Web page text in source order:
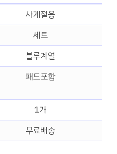
사계절용
세트
블루계열
패드포함
1개
무료배송